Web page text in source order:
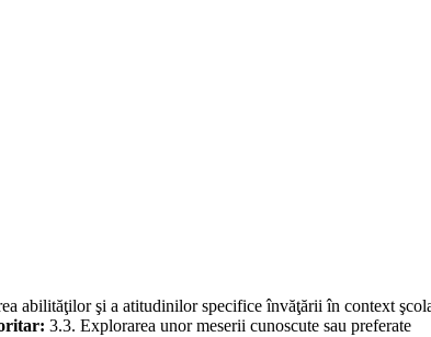
abilităţilor şi a atitudinilor specifice învăţării în context
3.3. Explorarea unor meserii cunoscute sau preferate